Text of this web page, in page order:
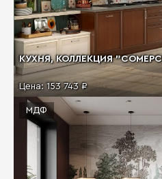
КУХНЯ, КОЛЛЕКЦИЯ
Цена: 153 743 ₽
МДФ